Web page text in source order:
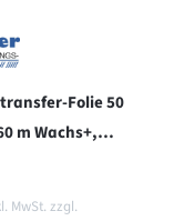
Folie 50
m Wachs+,
PREIS:
MwSt. zzgl.